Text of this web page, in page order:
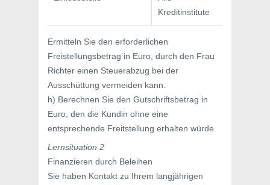
Kreditinstitute
Ermitteln Sie den erforderlichen
Freistellungsbetrag in Euro, durch den Frau
Richter einen Steuerabzug bei der
Ausschüttung vermeiden kann.
h) Berechnen Sie den Gutschriftsbetrag in
Euro, den die Kundin ohne eine
entsprechende Freitstellung erhalten würde.
Lernsituation 2
Finanzieren durch Beleihen
Sie haben Kontakt zu Ihrem langjährigen